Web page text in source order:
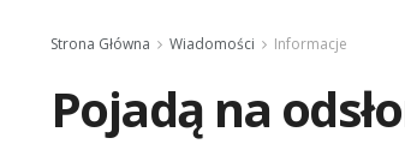
Strona Główna Wiadomości Informacje
Pojadą na